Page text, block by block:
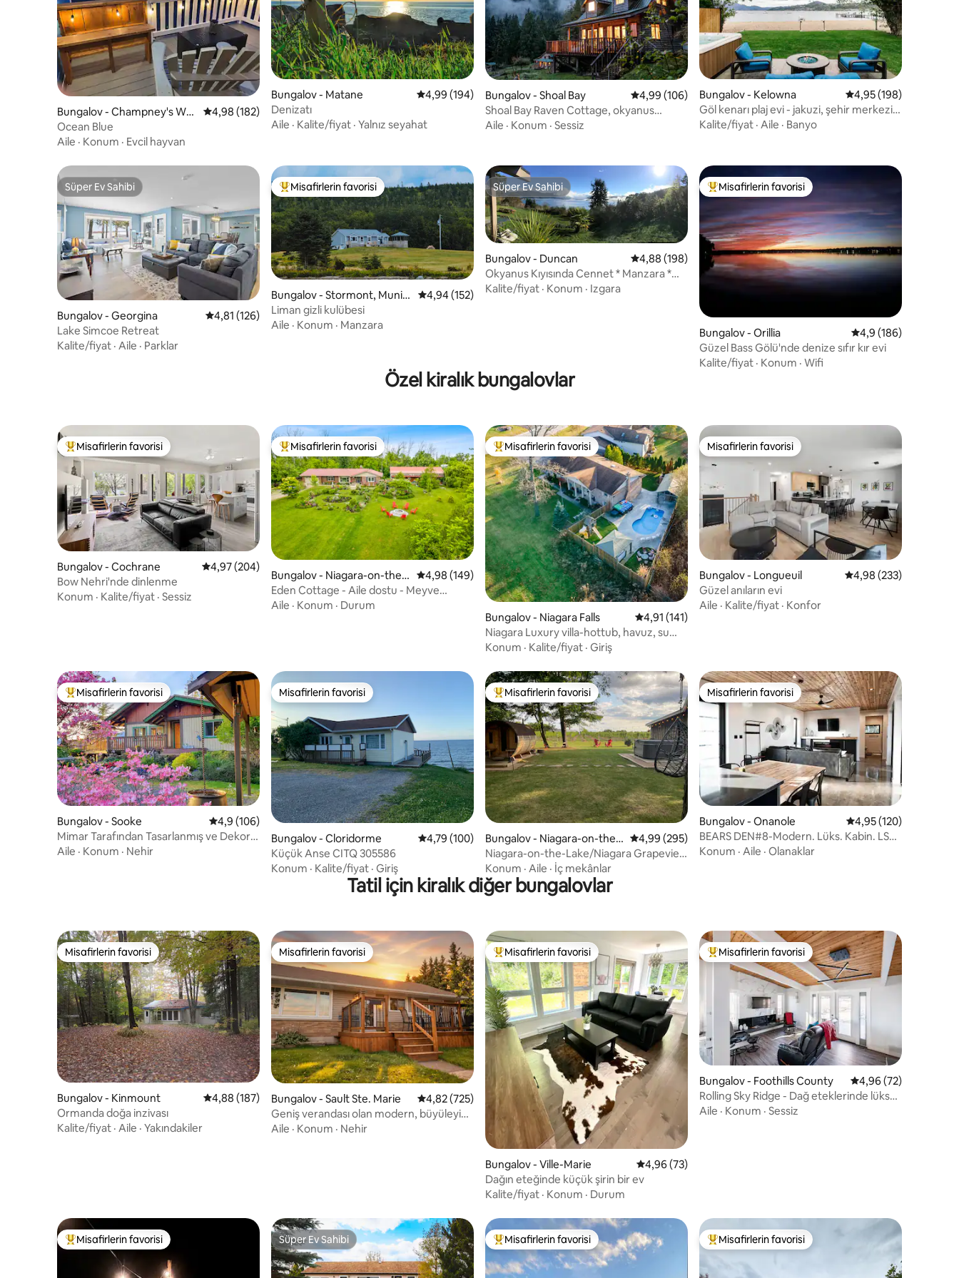
Bungalov - Champney's Wes
t
5 üzerinden ortalama 4,98 puan, 182 değerlendirme
4,98 (182)
Ocean Blue
Aile · Konum · Evcil hayvan
Bungalov - Matane 5 üzerinden ortalama 4,99 puan, 194 değerlendirme
4,99 (194)
Denizatı
Aile · Kalite/fiyat · Yalnız seyahat
Bungalov - Shoal Bay 5 üzerinden ortalama 4,99 puan, 106 değerlendirme
4,99 (106)
Shoal Bay Raven Cottage, okyanus
manzaralı ve şebeke dışı
Aile · Konum · Sessiz
Bungalov - Kelowna 5 üzerinden ortalama
4,95 (198)
Göl kenarı plaj evi - jakuzi, şehir merkezi
konumu
Kalite/fiyat · Aile · Banyo
Süper Ev Sahibi
Süper Ev Sahibi
Bungalov - Georgina 5 üzerinden ortalama 4,81 puan, 126 değerlendirme
4,81 (126)
Lake Simcoe Retreat
Kalite/fiyat · Aile · Parklar
Misafirlerin favorilerinden en beğenilenler arasında
Misafirlerin favorisi
Bungalov - Stormont, Munici
pality of Guysborough
5 üzerinden ortalama 4,94 puan, 152 değerlendirme
4,94 (152)
Liman gizli kulübesi
Aile · Konum · Manzara
Süper Ev Sahibi
Süper Ev Sahibi
Bungalov - Duncan 5 üzerinden ortalama 4,88 puan, 198 değerlendirme
4,88 (198)
Okyanus Kıyısında Cennet * Manzara *
Manzara
Kalite/fiyat · Konum · Izgara
Misafirlerin favorilerinden en beğenilenler arasında
Misafirlerin favorisi
Bungalov - Orillia 5 üzerinden
4,9 (186)
Güzel Bass Gölü'nde denize sıfır kır evi
Kalite/fiyat · Konum · Wifi
Özel kiralık bungalovlar
Misafirlerin favorilerinden en beğenilenler arasında
Misafirlerin favorisi
Bungalov - Cochrane 5 üzerinden ortalama 4,97 puan, 204 değerlendirme
4,97 (204)
Bow Nehri'nde dinlenme
Konum · Kalite/fiyat · Sessiz
Misafirlerin favorilerinden en beğenilenler arasında
Misafirlerin favorisi
Bungalov - Niagara-on-the-
Lake
5 üzerinden ortalama 4,98 puan, 149 değerlendirme
4,98 (149)
Eden Cottage - Aile dostu - Meyve
bahçesi manzarası - Sauna
Aile · Konum · Durum
Misafirlerin favorilerinden en beğenilenler arasında
Misafirlerin favorisi
Bungalov - Niagara Falls 5 üzerinden ortalama 4,91 puan, 141 değerlendirme
4,91 (141)
Niagara Luxury villa-hottub, havuz, su
manzarası
Konum · Kalite/fiyat · Giriş
Misafirlerin favorisi
Misafirlerin favorisi
Bungalov - Longueuil 5 üzerinden ortalama
4,98 (233)
Güzel anıların evi
Aile · Kalite/fiyat · Konfor
Misafirlerin favorilerinden en beğenilenler arasında
Misafirlerin favorisi
Bungalov - Sooke 5 üzerinden ortalama 4,9 puan, 106 değerlendirme
4,9 (106)
Mimar Tarafından Tasarlanmış ve Dekore
Edilmiş Sahil Evi
Aile · Konum · Nehir
Misafirlerin favorisi
Misafirlerin favorisi
Bungalov - Cloridorme 5 üzerinden ortalama 4,79 puan, 100 değerlendirme
4,79 (100)
Küçük Anse CITQ 305586
Konum · Kalite/fiyat · Giriş
Misafirlerin favorilerinden en beğenilenler arasında
Misafirlerin favorisi
Bungalov - Niagara-on-the-
Lake
5 üzerinden ortalama 4,99 puan, 295 değerlendirme
4,99 (295)
Niagara-on-the-Lake/Niagara Grapeview
Cottage
Konum · Aile · İç mekânlar
Misafirlerin favorisi
Misafirlerin favorisi
Bungalov - Onanole 5 üzerinden ortalama
4,95 (120)
BEARS DEN#8-Modern. Lüks. Kabin. LSR-
008-2026
Konum · Aile · Olanaklar
Tatil için kiralık diğer bungalovlar
Misafirlerin favorisi
Misafirlerin favorisi
Bungalov - Kinmount 5 üzerinden ortalama 4,88 puan, 187 değerlendirme
4,88 (187)
Ormanda doğa inzivası
Kalite/fiyat · Aile · Yakındakiler
Misafirlerin favorisi
Misafirlerin favorisi
Bungalov - Sault Ste. Marie 5 üzerinden ortalama 4,82 puan, 725 değerlendirme
4,82 (725)
Geniş verandası olan modern, büyüleyici
3 yatak odalı ev
Aile · Konum · Nehir
Misafirlerin favorilerinden en beğenilenler arasında
Misafirlerin favorisi
Bungalov - Ville-Marie 5 üzerinden ortalama 4,96 puan, 73 değerlendirme
4,96 (73)
Dağın eteğinde küçük şirin bir ev
Kalite/fiyat · Konum · Durum
Misafirlerin favorilerinden en beğenilenler arasında
Misafirlerin favorisi
Bungalov - Foothills County 5 üzerinden
4,96 (72)
Rolling Sky Ridge - Dağ eteklerinde lüks
konfor
Aile · Konum · Sessiz
Misafirlerin favorilerinden en beğenilenler arasında
Misafirlerin favorisi Süper Ev Sahibi
Süper Ev Sahibi Misafirlerin favorilerinden en beğenilenler arasında
Misafirlerin favorisi Misafirlerin favorilerinden en beğenilenler arasında
Misafirlerin favorisi